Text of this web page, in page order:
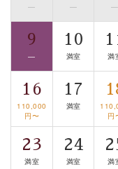
ご了承のほどお願
■貸切温泉風呂 （
眺望はございませ
む貸切温泉風呂で
トな空間をお愉しみ
【旅】
■諏訪大社4社を巡
— — —
9
—
10
満室 満
16
110,000
円〜
17
満室
円
23
満室
24
満室 満